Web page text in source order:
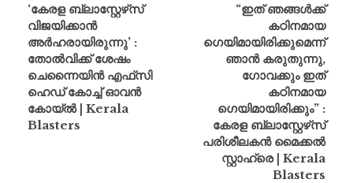
‘കേരള ബ്ലാസ്റ്റേഴ്‌സ്
വിജയിക്കാൻ
അർഹരായിരുന്നു’ :
തോൽവിക്ക് ശേഷം
ചെന്നൈയിൻ എഫ്‌സി
ഹെഡ് കോച്ച് ഓവൻ
കോയ്ൽ | Kerala
Blasters
“ഇത് ഞങ്ങൾക്ക്
കഠിനമായ
ഗെയിമായിരിക്കുമെന്ന്
ഞാൻ കരുതുന്നു,
ഗോവക്കും ഇത്
കഠിനമായ
ഗെയിമായിരിക്കും” :
കേരള ബ്ലാസ്റ്റേഴ്‌സ്
പരിശീലകൻ മൈക്കൽ
സ്റ്റാഹ്രെ | Kerala
Blasters